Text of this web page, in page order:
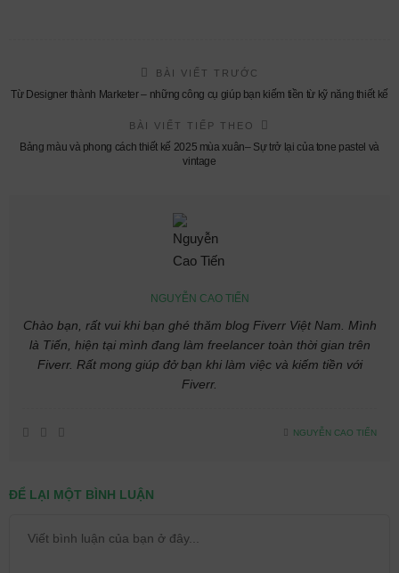
BÀI VIẾT TRƯỚC
Từ Designer thành Marketer – những công cụ giúp bạn kiếm tiền từ kỹ năng thiết kế
BÀI VIẾT TIẾP THEO
Bảng màu và phong cách thiết kế 2025 mùa xuân– Sự trở lại của tone pastel và
vintage
NGUYỄN CAO TIẾN
Chào bạn, rất vui khi bạn ghé thăm blog Fiverr Việt Nam. Mình
là Tiến, hiện tại mình đang làm freelancer toàn thời gian trên
Fiverr. Rất mong giúp đở bạn khi làm việc và kiếm tiền với
Fiverr.
NGUYỄN CAO TIẾN
ĐỂ LẠI MỘT BÌNH LUẬN